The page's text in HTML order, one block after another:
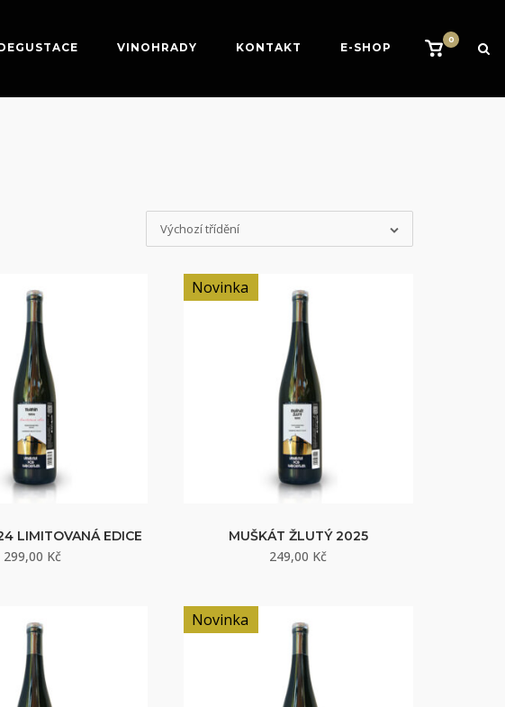
VINOHRADY KONTAKT E-SHOP
View
0
Výchozí třídění
LIMITOVANÁ EDICE
299,00 Kč
Novinka
MUŠKÁT ŽLUTÝ 2025
249,00 Kč
Novinka